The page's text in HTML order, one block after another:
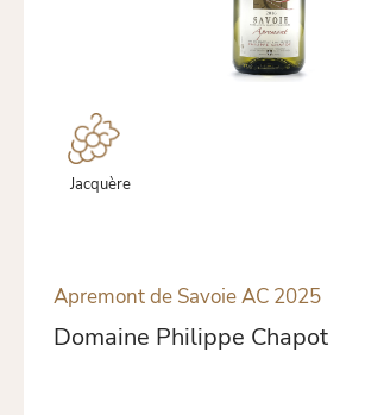
Jacquère
Apremont de Savoie AC 2025
Domaine Philippe Chapot